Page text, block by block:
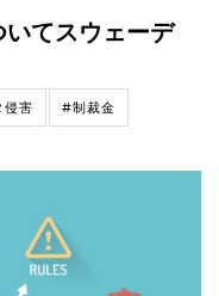
てスウェーデ
侵害 #制裁金